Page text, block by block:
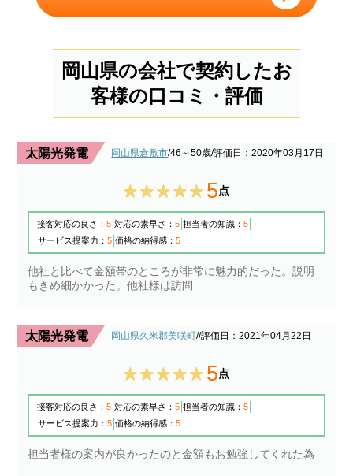
岡山県の会社で契約したお
客様の口コミ・評価
太陽光発電 岡山県倉敷市/46～50歳/評価日：2020年03月17日
5点
接客対応の良さ：5 対応の素早さ：5 担当者の知識：5
サービス提案力：5 価格の納得感：5
他社と比べて金額帯のところが非常に魅力的だった。説明
もきめ細かかった。他社様は訪問
太陽光発電 岡山県久米郡美咲町//評価日：2021年04月22日
5点
接客対応の良さ：5 対応の素早さ：5 担当者の知識：5
サービス提案力：5 価格の納得感：5
担当者様の案内が良かったのと金額もお勉強してくれた為